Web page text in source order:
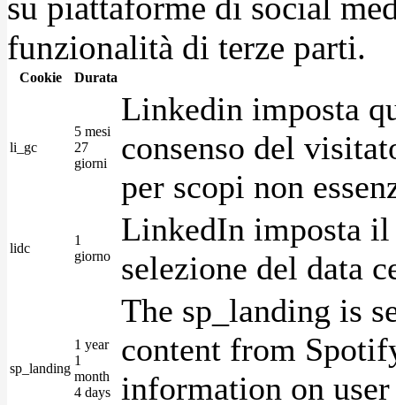
funzionalità di terze parti.
Cookie Durata
li_gc
5 mesi
27
giorni
Linkedin imposta
consenso del
per scopi non
lidc
1
giorno
LinkedIn imposta
selezione del data
sp_landing
1 year
1
month
4 days
The sp_landing is
content from
information on